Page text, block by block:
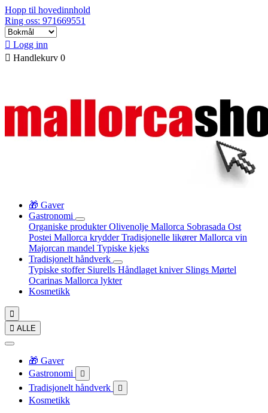
Hopp til hovedinnhold
Ring oss: 971669551
 Logg inn
 Handlekurv 0
🎁 Gaver
Gastronomi
Organiske produkterOlivenolje Mallorca Sobrasada Ost
Postei Mallorca krydderTradisjonelle likørerMallorca vin
Majorcan mandel Typiske kjeks
Tradisjonelt håndverk
Typiske stoffer Siurells Håndlaget kniver Slings Mørtel
Ocarinas Mallorca lykter
Kosmetikk

 ALLE
🎁 Gaver
Gastronomi

Tradisjonelt håndverk 
Kosmetikk